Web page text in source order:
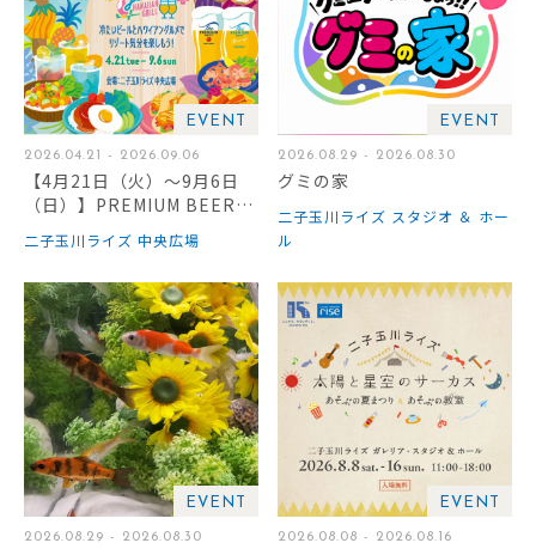
EVENT
2026.04.21 - 2026.09.06
【4月21日（火）～9月6日
（日）】PREMIUM BEER T
ERRACE 2026 -HAWAIIAN
GRILL-
二子玉川ライズ 中央広場
EVENT
2026.08.29 - 2026.08.30
グミの家
二子玉川ライズ スタジオ ＆ ホー
ル
EVENT
2026.08.29 - 2026.08.30
EVENT
2026.08.08 - 2026.08.16